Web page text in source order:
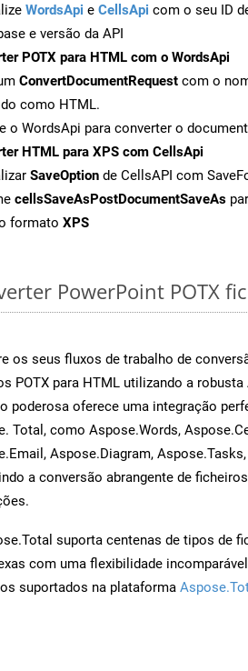
WordsApi e CellsApi com o seu ID
e versão da API
POTX para HTML com o WordsApi
ConvertDocumentRequest com o
como HTML.
o WordsApi para converter o
HTML para XPS com CellsApi
SaveOption de CellsAPI com
cellsSaveAsPostDocumentSaveAs
formato XPS
PowerPoint POTX
os seus fluxos de trabalho de
POTX para HTML utilizando a
poderosa oferece uma integração
Total, como Aspose.Words,
Aspose.Diagram,
a conversão abrangente de
suporta centenas de tipos de
com uma flexibilidade
suportados na plataforma